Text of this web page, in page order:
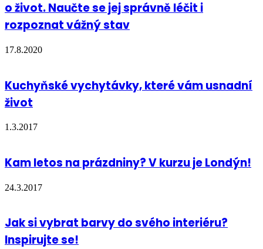
o život. Naučte se jej správně léčit i
rozpoznat vážný stav
17.8.2020
Kuchyňské vychytávky, které vám usnadní
život
1.3.2017
Kam letos na prázdniny? V kurzu je Londýn!
24.3.2017
Jak si vybrat barvy do svého interiéru?
Inspirujte se!